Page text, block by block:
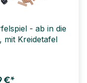
- ab in die
mit Kreidetafel
€*